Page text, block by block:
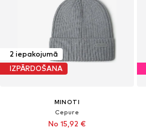
2 iepakojumā
IZPĀRDOŠANA
MINOTI
Cepure
No 15,92 €